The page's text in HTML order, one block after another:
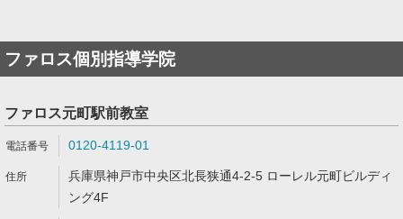
ファロス個別指導学院
ファロス元町駅前教室
0120-4119-01
兵庫県神戸市中央区北長狭通4-2-5 ローレル元町ビルディ
ング4F